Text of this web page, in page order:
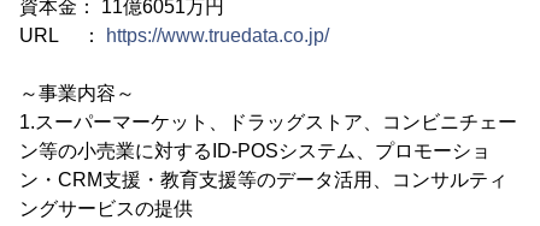
資本金： 11億6051万円
URL ：
https://www.truedata.co.jp/
～事業内容～
1.スーパーマーケット、ドラッグストア、コンビニチェー
ン等の小売業に対するID-POSシステム、プロモーショ
ン・CRM支援・教育支援等のデータ活用、コンサルティ
ングサービスの提供